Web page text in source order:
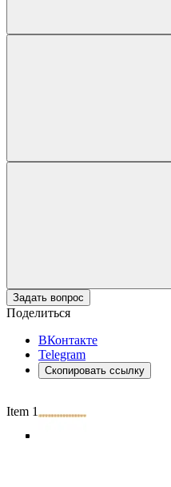
Задать вопрос
Поделиться
ВКонтакте
Telegram
Скопировать ссылку
Item 1 of 5